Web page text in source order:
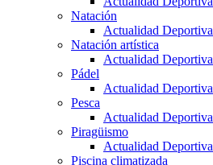
Natación
Actualidad Deportiva
Natación artística
Actualidad Deportiva
Pádel
Actualidad Deportiva
Pesca
Actualidad Deportiva
Piragüismo
Actualidad Deportiva
Piscina climatizada